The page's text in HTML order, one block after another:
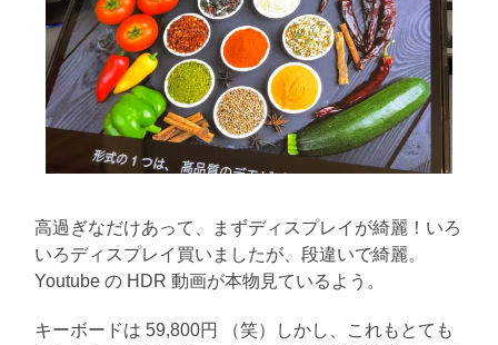
高過ぎなだけあって、まずディスプレイが綺麗！いろ
いろディスプレイ買いましたが、段違いで綺麗。
Youtube の HDR 動画が本物見ているよう。
キーボードは 59,800円 （笑）しかし、これもとても